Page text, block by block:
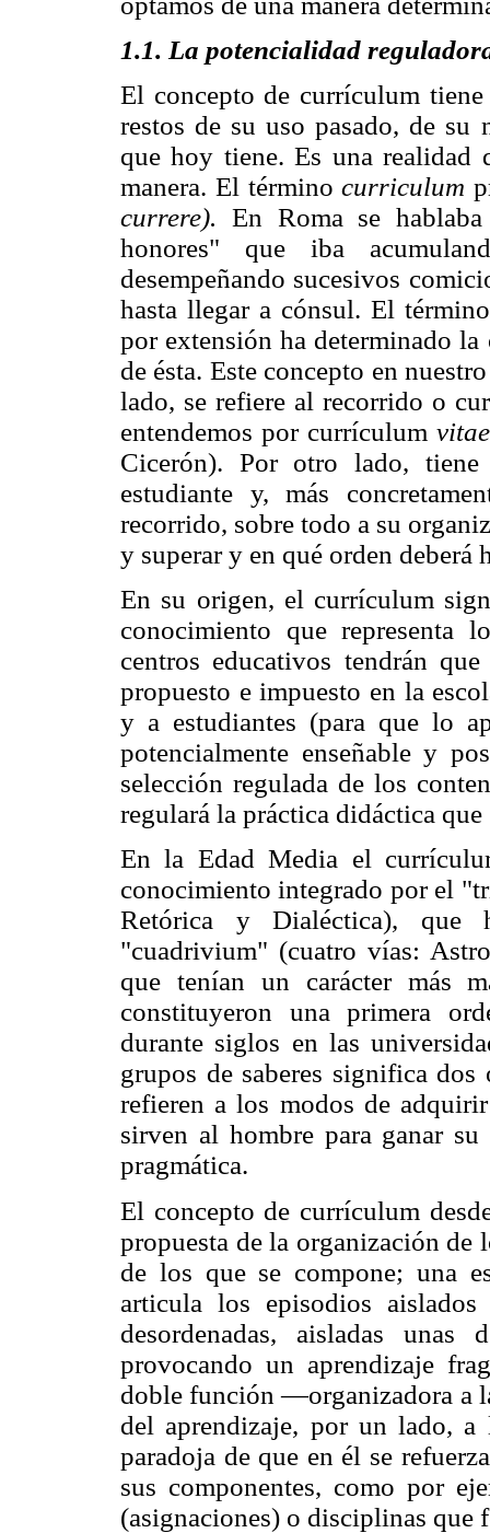
1.1. La potencialidad
El concepto de currículum
restos de su uso pasado, de
que hoy tiene. Es una realidad
manera. El términocurriculum
currere). En Roma se
honores" que iba
desempeñando sucesivos
hasta llegar a cónsul. El
por extensión ha determinado
de ésta. Este concepto en
lado, se refiere al recorrido o
entendemos por currículum
Cicerón). Por otro lado,
estudiante y, más
recorrido, sobre todo a su
y superar y en qué orden deberá
En su origen, el currículum
conocimiento que representa
centros educativos tendrán
propuesto e impuesto en la
y a estudiantes (para que lo
potencialmente enseñable y
selección regulada de los
regulará la práctica didáctica
En la Edad Media el
conocimiento integrado por el
Retórica y Dialéctica), que
"cuadrivium" (cuatro vías:
que tenían un carácter más
constituyeron una primera
durante siglos en las
grupos de saberes significa
refieren a los modos de
sirven al hombre para ganar
pragmática.
El concepto de currículum
propuesta de la organización de
de los que se compone; una
articula los episodios
desordenadas, aisladas unas
provocando un aprendizaje
doble función —organizadora a
del aprendizaje, por un lado,
paradoja de que en él se
sus componentes, como por
(asignaciones) o disciplinas que